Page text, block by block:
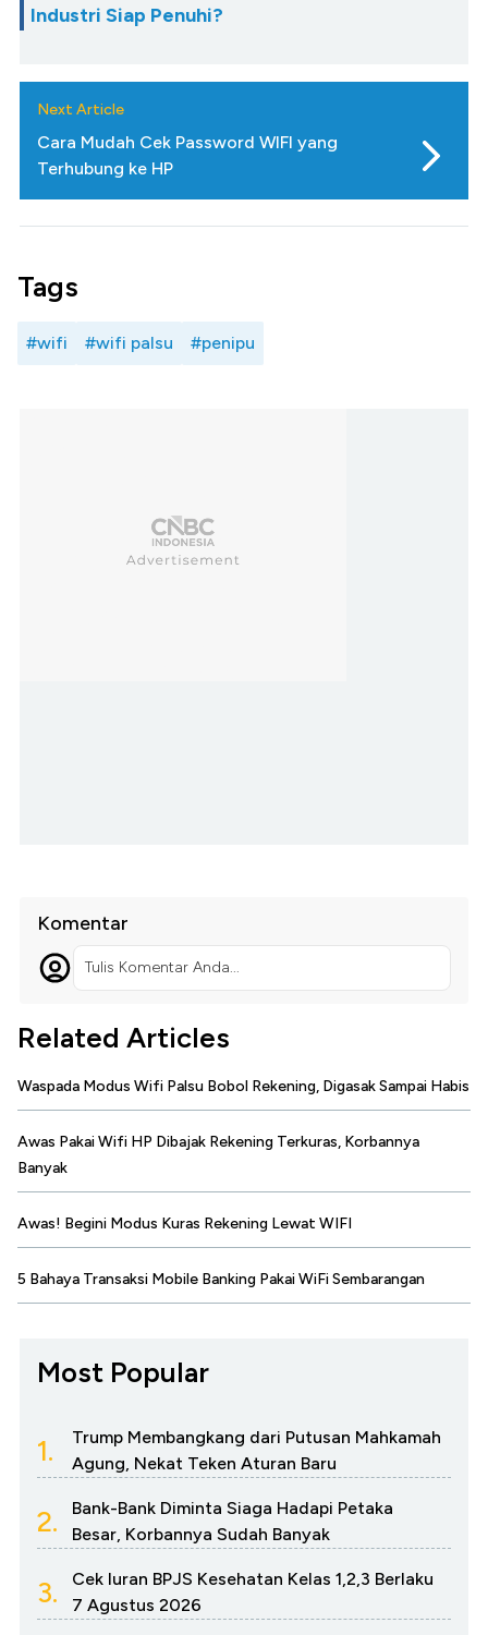
Industri Siap Penuhi?
Next Article
Cara Mudah Cek Password WIFI yang
Terhubung ke HP
Tags
#wifi #wifi palsu #penipu
Komentar
Tulis Komentar Anda...
Related Articles
Waspada Modus Wifi Palsu Bobol Rekening, Digasak Sampai Habis
Awas Pakai Wifi HP Dibajak Rekening Terkuras, Korbannya
Banyak
Awas! Begini Modus Kuras Rekening Lewat WIFI
5 Bahaya Transaksi Mobile Banking Pakai WiFi Sembarangan
Most Popular
1.
Trump Membangkang dari Putusan Mahkamah
Agung, Nekat Teken Aturan Baru
2.
Bank-Bank Diminta Siaga Hadapi Petaka
Besar, Korbannya Sudah Banyak
3.
Cek Iuran BPJS Kesehatan Kelas 1,2,3 Berlaku
7 Agustus 2026